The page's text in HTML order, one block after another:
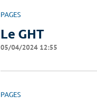
PAGES
Le GHT
05/04/2024 12:55
PAGES